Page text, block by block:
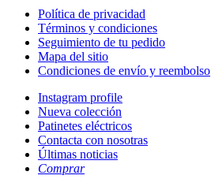
Política de privacidad
Términos y condiciones
Seguimiento de tu pedido
Mapa del sitio
Condiciones de envío y reembolso
Instagram profile
Nueva colección
Patinetes eléctricos
Contacta con nosotras
Últimas noticias
Comprar